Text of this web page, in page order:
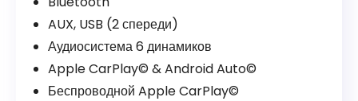
AUX, USB (2 спереди)
Аудиосистема 6 динамиков
Apple CarPlay© & Android Auto©
Беспроводной Apple CarPlay©